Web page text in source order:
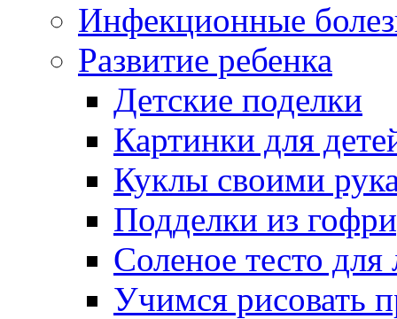
Инфекционные
Развитие ребенка
Детские поделки
Картинки для
Куклы своими
Подделки из
Соленое тесто для
Учимся рисовать